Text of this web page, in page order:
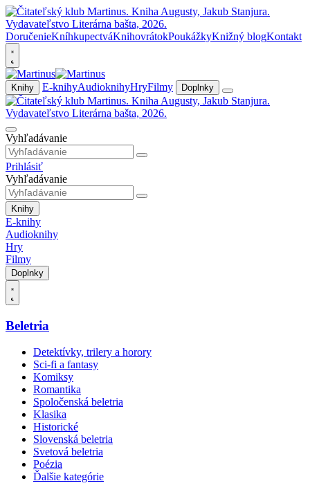
DoručenieKníhkupectváKnihovrátokPoukážkyKnižný blogKontakt
Knihy E-knihyAudioknihyHryFilmy Doplnky
Vyhľadávanie
Prihlásiť
Vyhľadávanie
Knihy
E-knihy
Audioknihy
Hry
Filmy
Doplnky
Beletria
Detektívky, trilery a horory
Sci-fi a fantasy
Komiksy
Romantika
Spoločenská beletria
Klasika
Historické
Slovenská beletria
Svetová beletria
Poézia
Ďalšie kategórie